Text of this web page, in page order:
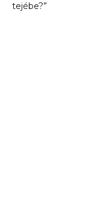
tejébe?”